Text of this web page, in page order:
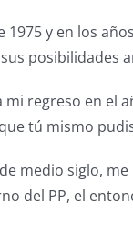
1975 y en los
posibilidades
mi regreso en el
tú mismo
medio siglo,
del PP, el